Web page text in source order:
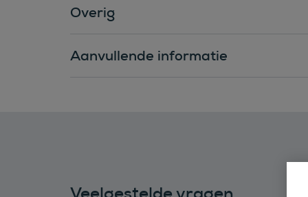
Overig
Aanvullende informatie